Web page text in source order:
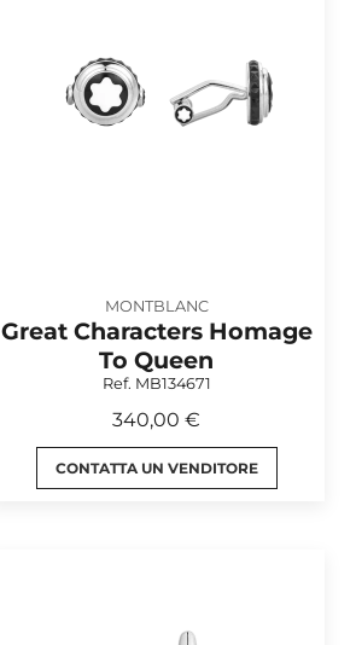
MONTBLANC
Great Characters Homage
To Queen
Ref. MB134671
340,00 €
CONTATTA UN VENDITORE